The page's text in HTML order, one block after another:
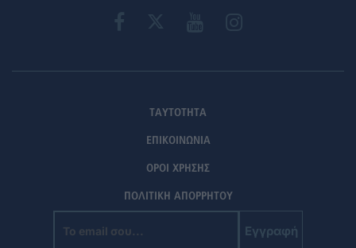
ΤΑΥΤΟΤΗΤΑ
ΕΠΙΚΟΙΝΩΝΙΑ
ΟΡΟΙ ΧΡΗΣΗΣ
ΠΟΛΙΤΙΚΗ ΑΠΟΡΡΗΤΟΥ
Εγγραφή